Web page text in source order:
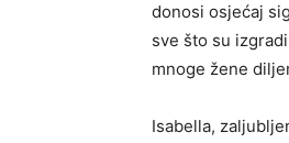
donosi osjećaj
sve što su
mnoge žene
Isabella,